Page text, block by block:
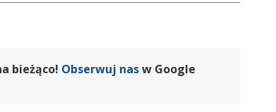
bieżąco! Obserwuj nasw Google